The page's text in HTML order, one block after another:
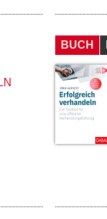
BUCH